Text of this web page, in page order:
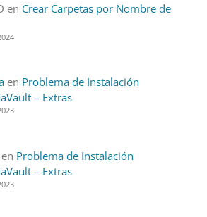
en Crear Carpetas por Nombre de
en Problema de Instalación
– Extras
Problema de Instalación
– Extras